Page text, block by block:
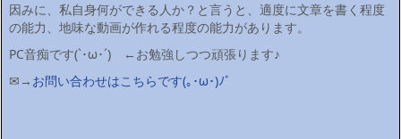
因みに、私自身何ができる人か？と言うと、適度に文章を書く程度
の能力、地味な動画が作れる程度の能力があります。
PC音痴です(`･ω･´)ゞ←お勉強しつつ頑張ります♪
✉→ お問い合わせはこちらです(｡･ω･)ﾉﾞ